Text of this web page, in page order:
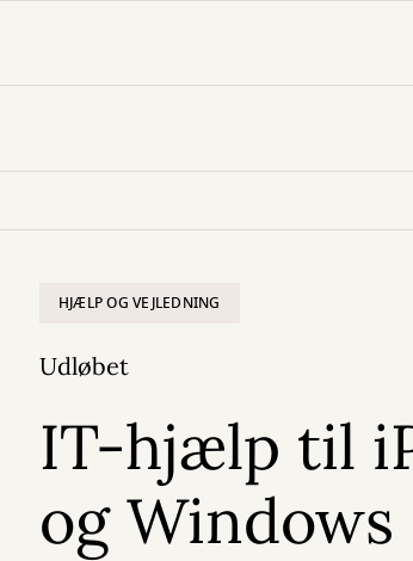
HJÆLP OG VEJLEDNING
Udløbet
IT-hjælp til
og Windows